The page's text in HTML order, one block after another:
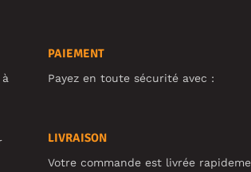
PAIEMENT
Payez en toute sécurité avec :
LIVRAISON
Votre commande est livrée